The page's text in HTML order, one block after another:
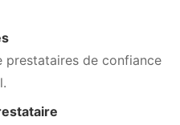
prestataires de confiance